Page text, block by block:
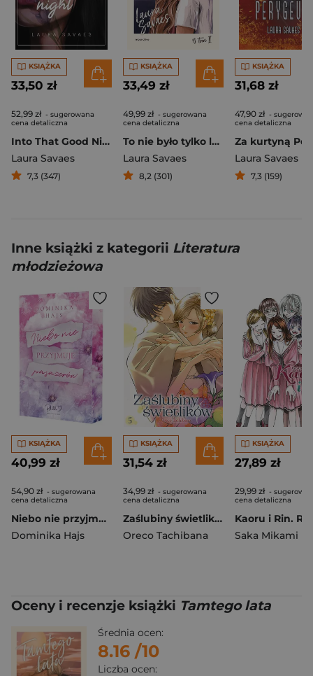
KSIĄŻKA
33,50 zł
52,99 zł - sugerowana
cena detaliczna
Into That Good Night
Laura Savaes
7,3 (347)
KSIĄŻKA
33,49 zł
49,99 zł - sugerowana
cena detaliczna
To nie było tylko lato
Laura Savaes
8,2 (301)
KSIĄŻKA
31,68 zł
47,90 zł -
cena detaliczna
Laura Savaes
7,3 (159)
Inne książki z kategorii Literatura
młodzieżowa
KSIĄŻKA
40,99 zł
54,90 zł - sugerowana
cena detaliczna
Niebo nie przyjmuje pasażerów (ilustrowane brzegi)
Dominika Hajs
KSIĄŻKA
31,54 zł
34,99 zł - sugerowana
cena detaliczna
Zaślubiny świetlików. Tom 5
Oreco Tachibana
KSIĄŻKA
27,89 zł
29,99 zł -
cena detaliczna
Saka Mikami
Oceny i recenzje książki Tamtego lata
Średnia ocen:
8.16 /10
Liczba ocen: